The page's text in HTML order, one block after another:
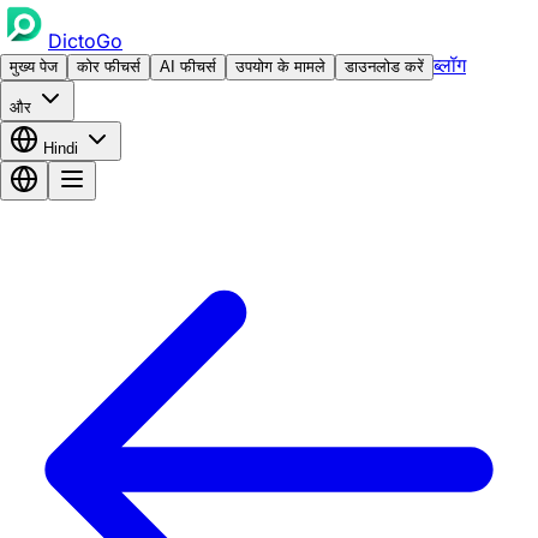
DictoGo
मुख्य पेज कोर फीचर्स AI फीचर्स उपयोग के मामले डाउनलोड करें ब्लॉग
और
Hindi